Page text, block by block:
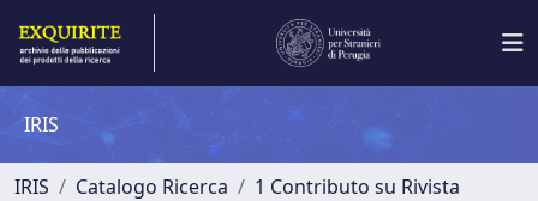
IRIS
IRIS Catalogo Ricerca
1 Contributo su Rivista